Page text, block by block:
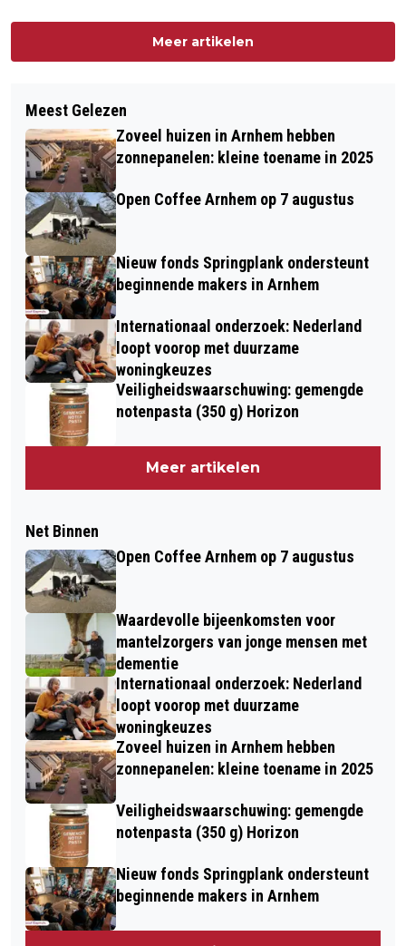
Meer artikelen
Meest Gelezen
Zoveel huizen in Arnhem hebben
zonnepanelen: kleine toename in 2025
Open Coffee Arnhem op 7 augustus
Nieuw fonds Springplank ondersteunt
beginnende makers in Arnhem
Internationaal onderzoek: Nederland
loopt voorop met duurzame
woningkeuzes
Veiligheidswaarschuwing: gemengde
notenpasta (350 g) Horizon
Meer artikelen
Net Binnen
Open Coffee Arnhem op 7 augustus
Waardevolle bijeenkomsten voor
mantelzorgers van jonge mensen met
dementie
Internationaal onderzoek: Nederland
loopt voorop met duurzame
woningkeuzes
Zoveel huizen in Arnhem hebben
zonnepanelen: kleine toename in 2025
Veiligheidswaarschuwing: gemengde
notenpasta (350 g) Horizon
Nieuw fonds Springplank ondersteunt
beginnende makers in Arnhem